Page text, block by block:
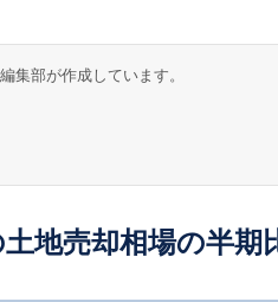
集部が作成しています。
地売却相場の半期